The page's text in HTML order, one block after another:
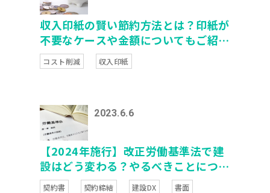
収入印紙の賢い節約方法とは？印紙が
不要なケースや金額についてもご紹
介！
コスト削減 収入印紙
2023.6.6
【2024年施行】改正労働基準法で建
設はどう変わる？やるべきことについ
て解説
契約書 契約締結 建設DX 書面